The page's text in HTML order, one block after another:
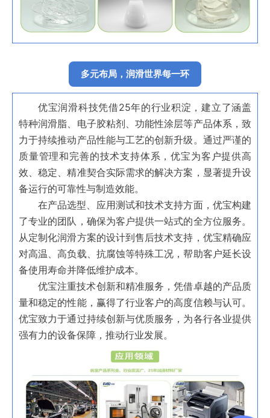
多元布局，润滑世界每一环
优宝润滑科技凭借25年的行业积淀，建立了涵盖
特种润滑脂、电子胶粘剂、功能性涂层等产品体系，致
力于持续推动产品性能与工艺的创新升级。通过严谨的
质量管理和完善的技术支持体系，优宝为客户提供高
效、稳定、精准契合实际需求的解决方案，显著提升设
备运行的可靠性与制造效能。
在产品选型、应用测试和技术支持方面，优宝构建
了专业的团队，确保为客户提供一站式的全方位服务。
从定制化润滑方案的设计到售后技术支持，优宝精确应
对高温、高负载、抗腐蚀等特殊工况，帮助客户延长设
备使用寿命并降低维护成本。
优宝注重技术创新和精准服务，凭借卓越的产品质
量和稳定的性能，赢得了行业客户的高度信赖与认可。
优宝致力于通过持续创新与优质服务，为各行各业提供
强有力的设备保障，推动行业发展。